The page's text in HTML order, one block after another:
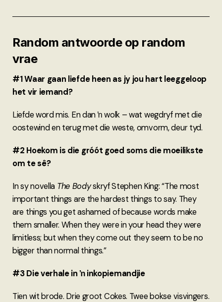
Random antwoorde op random
vrae
#1 Waar gaan liefde heen as jy jou hart leeggeloop
het vir iemand?
Liefde word mis. En dan ŉ wolk – wat wegdryf met die
oostewind en terug met die weste, omvorm, deur tyd.
#2 Hoekom is die gróót goed soms die moeilikste
om te sê?
In sy novella The Bodyskryf Stephen King: “The most
important things are the hardest things to say. They
are things you get ashamed of because words make
them smaller. When they were in your head they were
limitless; but when they come out they seem to be no
bigger than normal things.”
#3 Die verhale in ŉ inkopiemandjie
Tien wit brode. Drie groot Cokes. Twee bokse visvingers.